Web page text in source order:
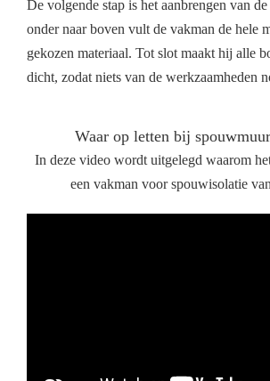
De volgende stap is het aanbrengen van
onder naar boven vult de vakman de hele
gekozen materiaal. Tot slot maakt hij alle
dicht, zodat niets van de werkzaamheden
Waar op letten bij
In deze video wordt uitgelegd waarom
een vakman voor spouwisolatie